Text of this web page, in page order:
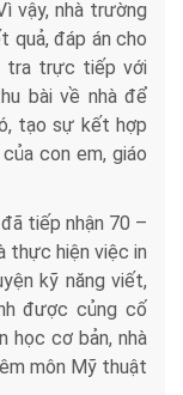
vậy, nhà trường
quả, đáp án cho
tra trực tiếp với
bài về nhà để
tạo sự kết hợp
con em, giáo
tiếp nhận 70 –
thực hiện việc in
kỹ năng viết,
được củng cố
học cơ bản, nhà
môn Mỹ thuật